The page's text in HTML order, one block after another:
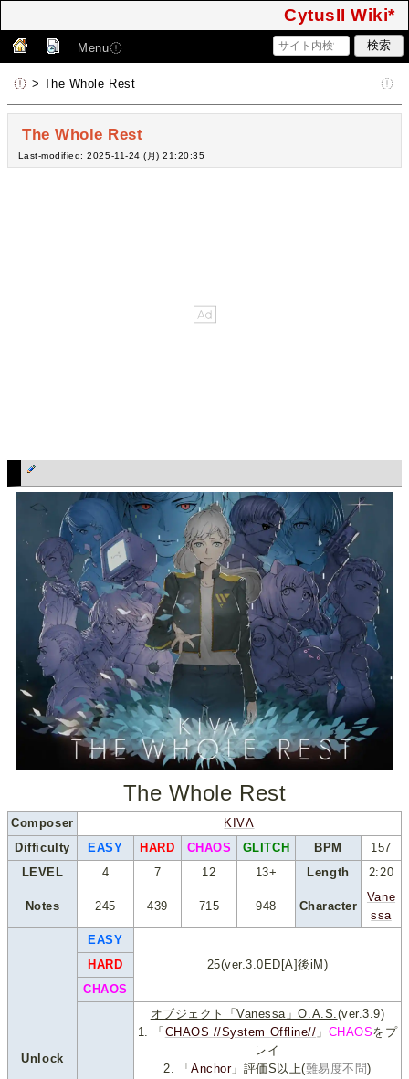
CytusII Wiki*
Menu
> The Whole Rest
The Whole Rest
Last-modified: 2025-11-24 (月) 21:20:35
The Whole Rest
Composer
KIVΛ
Difficulty
EASY HARD CHAOS GLITCH BPM
157
LEVEL
4 7 12 13+ Length 2:20
Notes 245 439 715 948 Character
Vane
ssa
Unlock
EASY
25(ver.3.0ED[A]後iM)
HARD
CHAOS
オブジェクト「Vanessa」O.A.S.(ver.3.9)
1. 「 CHAOS //System Offline// 」 CHAOSをプ
レイ
2. 「Anchor」評価S以上(難易度不問)